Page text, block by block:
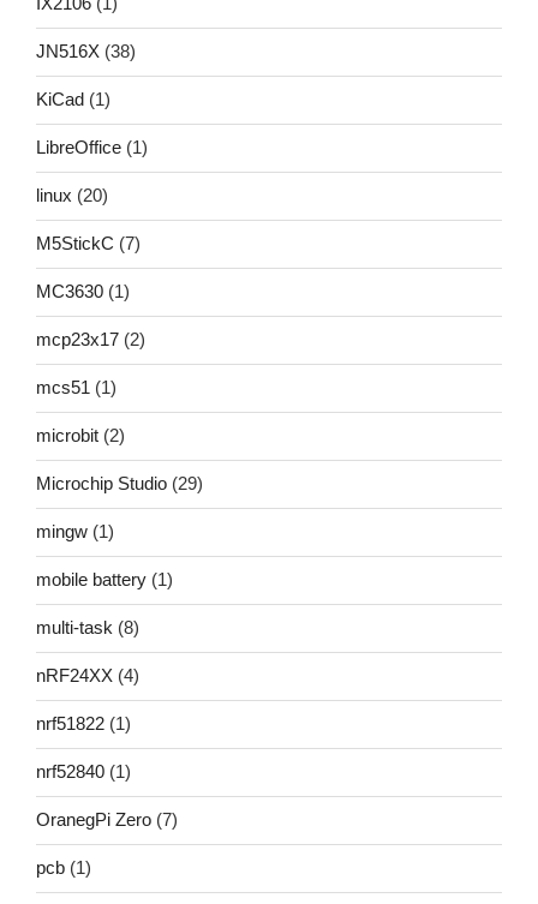
JN516X (38)
KiCad (1)
LibreOffice (1)
linux (20)
M5StickC (7)
MC3630 (1)
mcp23x17 (2)
mcs51 (1)
microbit (2)
Microchip Studio (29)
mingw (1)
mobile battery (1)
multi-task (8)
nRF24XX (4)
nrf51822 (1)
nrf52840 (1)
OranegPi Zero (7)
pcb (1)